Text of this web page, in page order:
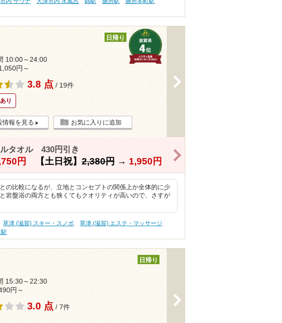
日帰り
10:00～24:00
円～
3.8 点 / 19件
り
情報を見る お気に入りに追加
タオル 430円引き
円 【土日祝】2,380円→ 1,950円
の比較になるが、立地とコンセプトの関係上か全体的に少
岩盤浴の両方とも狭くてもクオリティが高いので、さすが
草津 (滋賀) スキー・スノボ
草津 (滋賀) エステ・マッサージ
日帰り
15:30～22:30
円～
3.0 点 / 7件